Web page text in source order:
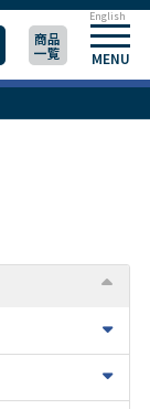
商品
一覧 MENU
English